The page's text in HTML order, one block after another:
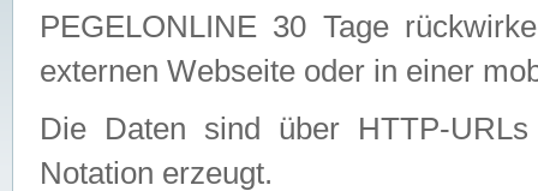
PEGELONLINE 30 Tage
externen Webseite oder in einer
Die Daten sind über HTTP-
Notation erzeugt.